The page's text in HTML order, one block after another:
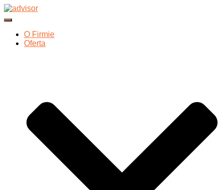
Przełącz Nawigację
O Firmie
Oferta